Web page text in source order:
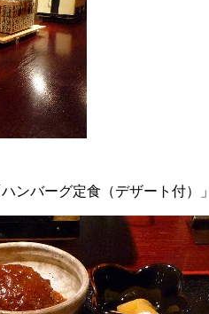
ンバーグ定食（デザート付